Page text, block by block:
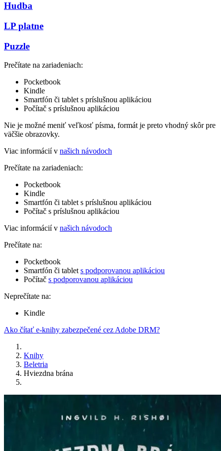
Hudba
LP platne
Puzzle
Prečítate na zariadeniach:
Pocketbook
Kindle
Smartfón či tablet s príslušnou aplikáciou
Počítač s príslušnou aplikáciou
Nie je možné meniť veľkosť písma, formát je preto vhodný skôr pre
väčšie obrazovky.
Viac informácií v našich návodoch
Prečítate na zariadeniach:
Pocketbook
Kindle
Smartfón či tablet s príslušnou aplikáciou
Počítač s príslušnou aplikáciou
Viac informácií v našich návodoch
Prečítate na:
Pocketbook
Smartfón či tablet s podporovanou aplikáciou
Počítač s podporovanou aplikáciou
Neprečítate na:
Kindle
Ako čítať e-knihy zabezpečené cez Adobe DRM?
Knihy
Beletria
Hviezdna brána